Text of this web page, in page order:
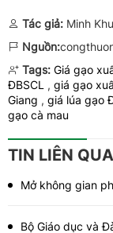
Tác giả: Minh
Nguồn:
Tags: Giá gạo
ĐBSCL , giá gạo
Giang , giá lúa gạo
gạo cà mau
TIN LIÊN
Mở không gian
Bộ Giáo dục và